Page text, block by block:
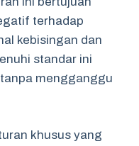
terhadap
kebisingan dan
standar ini
mengganggu
khusus yang